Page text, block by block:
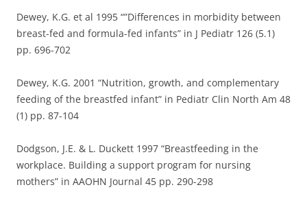
Dewey, K.G. et al 1995 “”Differences in morbidity between
breast-fed and formula-fed infants” in J Pediatr 126 (5.1)
pp. 696-702
Dewey, K.G. 2001 “Nutrition, growth, and complementary
feeding of the breastfed infant” in Pediatr Clin North Am 48
(1) pp. 87-104
Dodgson, J.E. & L. Duckett 1997 “Breastfeeding in the
workplace. Building a support program for nursing
mothers” in AAOHN Journal 45 pp. 290-298